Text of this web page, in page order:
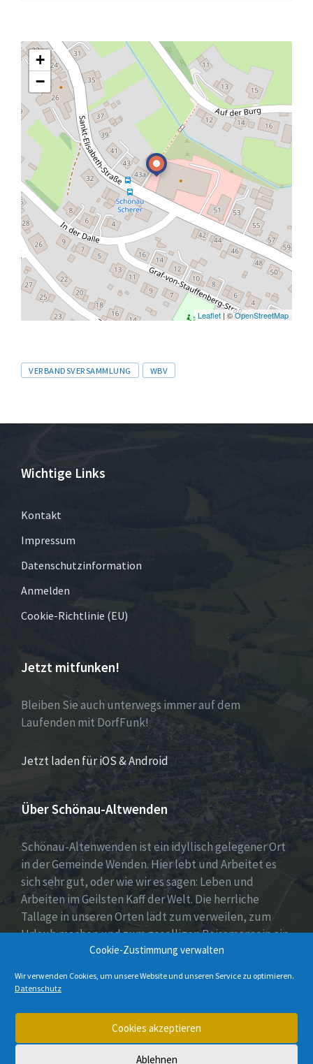
Cookie-Zustimmung verwalten
Wir verwenden Cookies, um unsere Website und unseren Service zu optimieren.
Datenschutz
Cookies akzeptieren
Ablehnen
+
−
Leaflet | ©OpenStreetMap
Tags
VERBANDSVERSAMMLUNG WBV
Wichtige Links
Kontakt
Impressum
Datenschutzinformation
Anmelden
Cookie-Richtlinie (EU)
Jetzt mitfunken!
Bleiben Sie auch unterwegs immer auf dem
Laufenden mit DorfFunk!
Jetzt laden für iOS & Android
Über Schönau-Altwenden
Schönau-Altenwenden ist ein idyllisch gelegener Ort
in der Gemeinde Wenden. Hier lebt und Arbeitet es
sich sehr gut, oder wie wir es sagen: Leben und
Arbeiten im Geilsten Kaff der Welt. Die herrliche
Tallage in unseren Orten lädt zum verweilen, zum
Urlaub machen und zum geselligen Beisamensein ein.
Dies wird auch durch unser aktives Vereinsleben
Instagram